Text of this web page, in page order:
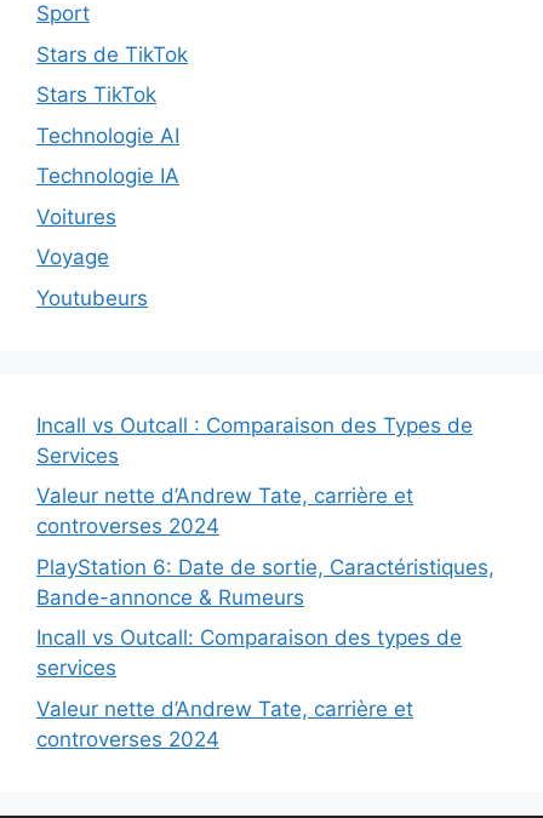
Sport
Stars de TikTok
Stars TikTok
Technologie AI
Technologie IA
Voitures
Voyage
Youtubeurs
Incall vs Outcall : Comparaison des Types de
Services
Valeur nette d’Andrew Tate, carrière et
controverses 2024
PlayStation 6: Date de sortie, Caractéristiques,
Bande-annonce & Rumeurs
Incall vs Outcall: Comparaison des types de
services
Valeur nette d’Andrew Tate, carrière et
controverses 2024